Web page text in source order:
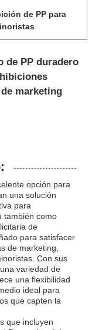
de PP para
de PP duradero
marketing
opción para
una solución
para
también como
de
para satisfacer
de marketing,
Con sus
variedad de
una flexibilidad
ideal para
que capten la
que incluyen